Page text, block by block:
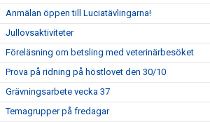
Anmälan öppen till Luciatävlingarna!
Jullovsaktiviteter
Föreläsning om betsling med veterinärbesöket
Prova på ridning på höstlovet den 30/10
Grävningsarbete vecka 37
Temagrupper på fredagar